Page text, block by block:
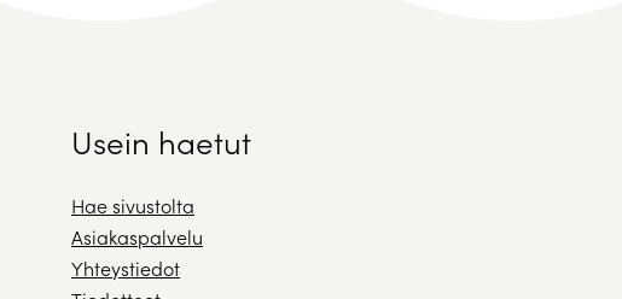
Usein haetut
Hae sivustolta
Asiakaspalvelu
Yhteystiedot